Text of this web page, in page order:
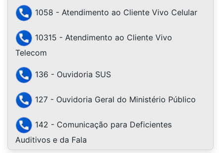
1058 - Atendimento ao Cliente Vivo Celular
10315 - Atendimento ao Cliente Vivo
Telecom
136 - Ouvidoria SUS
127 - Ouvidoria Geral do Ministério Público
142 - Comunicação para Deficientes
Auditivos e da Fala